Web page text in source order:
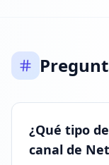
Alcanzó
¿Qué tipo
canal de